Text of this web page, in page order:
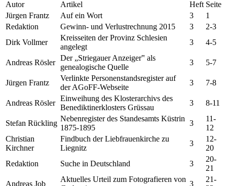
Autor Artikel Heft Seite
Jürgen Frantz
Auf ein Wort 3
1
Redaktion
Gewinn- und Verlustrechnung 2015 3
2-3
Dirk Vollmer
Kreisseiten der Provinz Schlesien
angelegt
3 4-5
Andreas Rösler
Der „Striegauer Anzeiger‟ als
genealogische Quelle
3 5-7
Jürgen Frantz
Verlinkte Personenstandsregister auf
der AGoFF-Webseite
3 7-8
Andreas Rösler
Einweihung des Klosterarchivs des
Benediktinerklosters Grüssau
3 8-11
Stefan Rückling
Nebenregister des Standesamts Küstrin
1875-1895
3
11-
12
Christian
Kirchner
Findbuch der Liebfrauenkirche zu
Liegnitz
3
12-
20
Redaktion
Suche in Deutschland 3
20-
21
Andreas Job
Aktuelles Urteil zum Fotografieren von
3
21-